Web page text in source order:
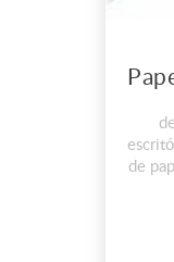
de